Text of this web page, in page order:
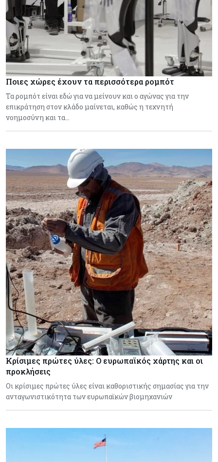
Ποιες χώρες έχουν τα περισσότερα ρομπότ
Τα ρομπότ είναι εδώ για να μείνουν και ο αγώνας για την
επικράτηση στον κλάδο μαίνεται, καθώς η τεχνητή
νοημοσύνη και τα…
Κρίσιμες πρώτες ύλες: Ο ευρωπαϊκός χάρτης και οι
προκλήσεις
Οι κρίσιμες πρώτες ύλες είναι καθοριστικής σημασίας για την
ανταγωνιστικότητα των ευρωπαϊκών βιομηχανιών